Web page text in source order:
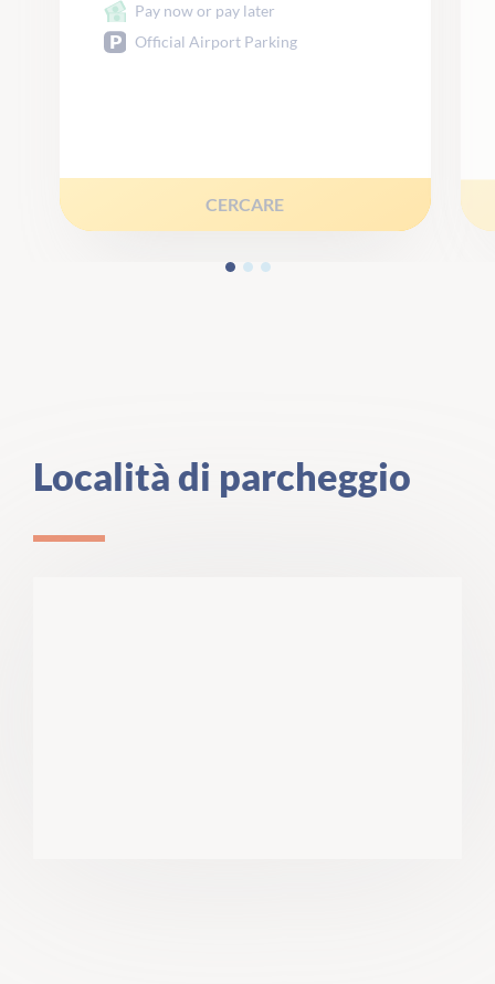
Pay now or pay later
Official Airport Parking
CERCARE
Località di parcheggio